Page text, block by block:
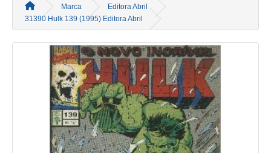
Marca
Editora Abril
31390 Hulk 139 (1995) Editora Abril